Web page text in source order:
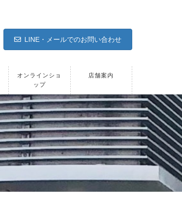
LINE・メールでのお問い合わせ
オンラインショ
ップ
店舗案内